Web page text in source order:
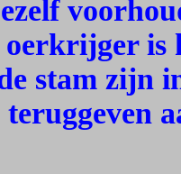
is
stam zijn